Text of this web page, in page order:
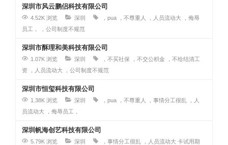
深圳市风云鹏侣科技有限公司
4.52K 浏览 深圳 ，pua ，不尊重人 ，人员流动大
，侮辱
员工，
，公司制度不规范
深圳市酥理和美科技有限公司
1.07K 浏览 深圳 ，不买社保 ，不交公积金
，不给结清工
资
，人员流动大 ，公司制度不规范
深圳市恒玺科技有限公司
1.38K 浏览 深圳 ，pua ，不尊重人 ，事情分工很乱
，人
员流动大
，侮辱员工，
深圳帆海创艺科技有限公司
5.79K 浏览 深圳 ，事情分工很乱 ，人员流动大 卡试用期